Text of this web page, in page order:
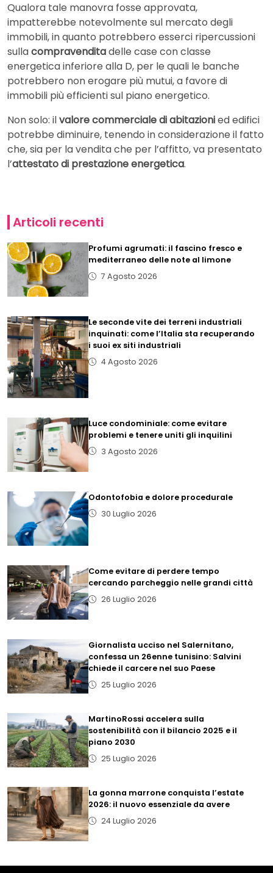
Qualora tale manovra fosse approvata,
impatterebbe notevolmente sul mercato degli
immobili, in quanto potrebbero esserci ripercussioni
sullacompravenditadelle case con classe
energetica inferiore alla D, per le quali le banche
potrebbero non erogare più mutui, a favore di
immobili più efficienti sul piano energetico.
Non solo: ilvalore commerciale di abitazionied edifici
potrebbe diminuire, tenendo in considerazione il fatto
che, sia per la vendita che per l’affitto, va presentato
l’attestato di prestazione energetica.
Articoli recenti
Profumi agrumati: il fascino fresco e
mediterraneo delle note al limone
7 Agosto 2026
Le seconde vite dei terreni industriali
inquinati: come l’Italia sta recuperando
i suoi ex siti industriali
4 Agosto 2026
Luce condominiale: come evitare
problemi e tenere uniti gli inquilini
3 Agosto 2026
Odontofobia e dolore procedurale
30 Luglio 2026
Come evitare di perdere tempo
cercando parcheggio nelle grandi città
26 Luglio 2026
Giornalista ucciso nel Salernitano,
confessa un 26enne tunisino: Salvini
chiede il carcere nel suo Paese
25 Luglio 2026
MartinoRossi accelera sulla
sostenibilità con il bilancio 2025 e il
piano 2030
25 Luglio 2026
La gonna marrone conquista l’estate
2026: il nuovo essenziale da avere
24 Luglio 2026